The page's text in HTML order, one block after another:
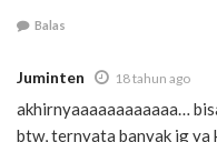
Balas
Juminten 18 tahun ago
akhirnyaaaaaaaaaaaa…
btw, ternyata banyak jg ya